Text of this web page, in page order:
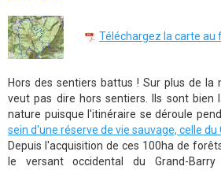
Téléchargez la carte au
Hors des sentiers battus ! Sur plus de la
veut pas dire hors sentiers. Ils sont bien
nature puisque l'itinéraire se déroule
sein d'une réserve de vie sauvage, celle du
Depuis l'acquisition de ces 100ha de
le versant occidental du Grand-